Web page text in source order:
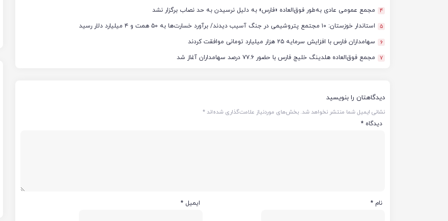
4 مجمع عمومی عادی به‌طور فوق‌العاده «فارس» به دلیل نرسیدن به حد نصاب برگزار نشد
5 استاندار خوزستان: ۱۰ مجتمع پتروشیمی در جنگ آسیب دیدند/ برآورد خسارت‌ها به ۵۰ همت و ۴ میلیارد دلار رسید
6 سهامداران فارس با افزایش سرمایه ۲۵ هزار میلیارد تومانی موافقت کردند
7 مجمع فوق‌العاده هلدینگ خلیج فارس با حضور ۷۷.۶ درصد سهامداران آغاز شد
دیدگاهتان را بنویسید
نشانی ایمیل شما منتشر نخواهد شد. بخش‌های موردنیاز علامت‌گذاری شده‌اند*
دیدگاه *
نام * ایمیل *